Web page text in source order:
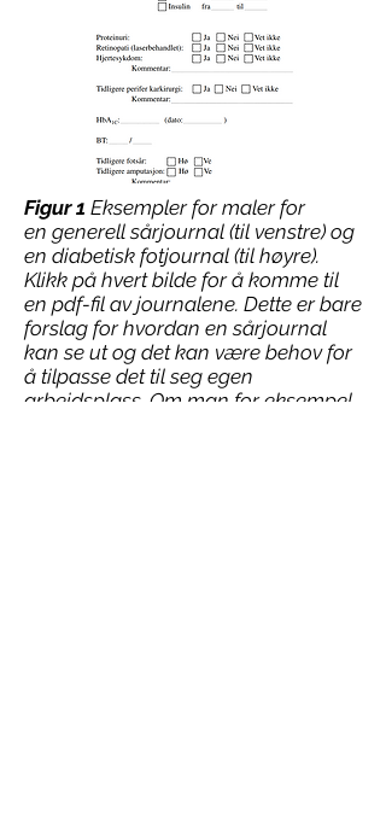
Figur 1 Eksempler for maler for
en generell sårjournal (til venstre) og
en diabetisk fotjournal (til høyre).
Klikk på hvert bilde for å komme til
en pdf-fil av journalene. Dette er bare
forslag for hvordan en sårjournal
kan se ut og det kan være behov for
å tilpasse det til seg egen
arbeidsplass. Om man for eksempel